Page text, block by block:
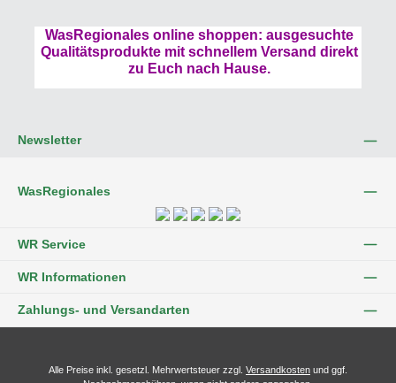
WasRegionales online shoppen: ausgesuchte
Qualitätsprodukte mit schnellem Versand direkt
zu Euch nach Hause.
Newsletter
WasRegionales
WR Service
WR Informationen
Zahlungs- und Versandarten
Alle Preise inkl. gesetzl. Mehrwertsteuer zzgl. Versandkosten und ggf.